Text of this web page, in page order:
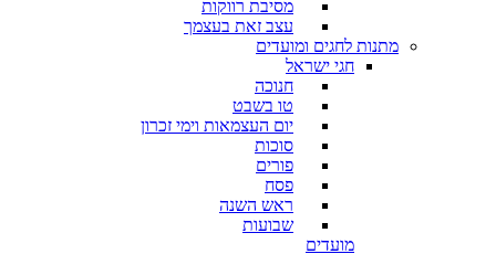
מסיבת רווקות
עצב זאת בעצמך
מתנות לחגים ומועדים
חגי ישראל
חנוכה
טו בשבט
יום העצמאות וימי זכרון
סוכות
פורים
פסח
ראש השנה
שבועות
מועדים